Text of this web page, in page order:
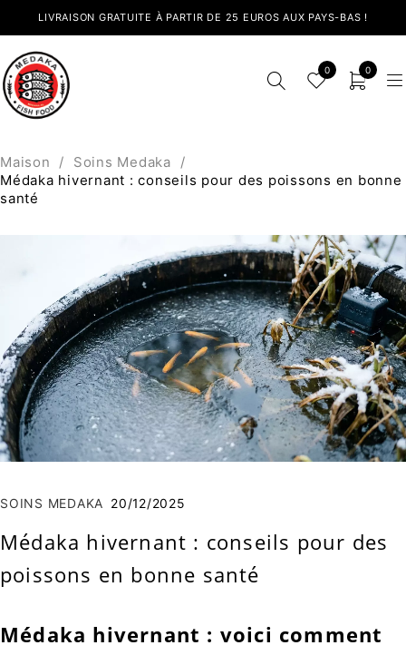
LIVRAISON GRATUITE À PARTIR DE 25 EUROS AUX PAYS-BAS !
0 0
Maison / Soins Medaka
/
Médaka hivernant : conseils pour des poissons en bonne
santé
SOINS MEDAKA 20/12/2025
Médaka hivernant : conseils pour des
poissons en bonne santé
Médaka hivernant : voici comment